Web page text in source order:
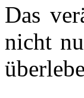
Das
nicht